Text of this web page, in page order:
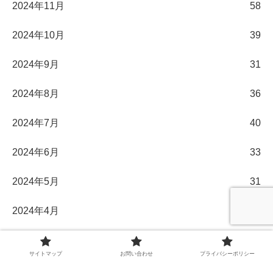
2024年11月 58
2024年10月 39
2024年9月 31
2024年8月 36
2024年7月 40
2024年6月 33
2024年5月 31
2024年4月
2024年3月
サイトマップ お問い合わせ プライバシーポリシー